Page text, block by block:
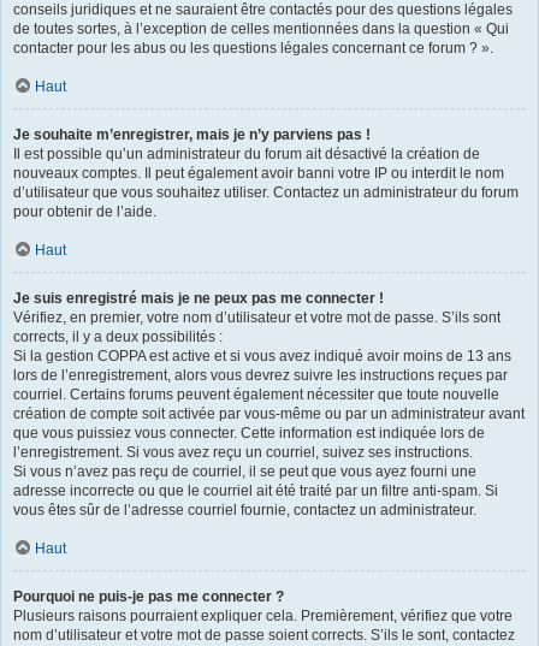
conseils juridiques et ne sauraient être contactés pour des questions légales
de toutes sortes, à l’exception de celles mentionnées dans la question « Qui
contacter pour les abus ou les questions légales concernant ce forum ? ».
Haut
Je souhaite m’enregistrer, mais je n’y parviens pas !
Il est possible qu’un administrateur du forum ait désactivé la création de
nouveaux comptes. Il peut également avoir banni votre IP ou interdit le nom
d’utilisateur que vous souhaitez utiliser. Contactez un administrateur du forum
pour obtenir de l’aide.
Haut
Je suis enregistré mais je ne peux pas me connecter !
Vérifiez, en premier, votre nom d’utilisateur et votre mot de passe. S’ils sont
corrects, il y a deux possibilités :
Si la gestion COPPA est active et si vous avez indiqué avoir moins de 13 ans
lors de l’enregistrement, alors vous devrez suivre les instructions reçues par
courriel. Certains forums peuvent également nécessiter que toute nouvelle
création de compte soit activée par vous-même ou par un administrateur avant
que vous puissiez vous connecter. Cette information est indiquée lors de
l’enregistrement. Si vous avez reçu un courriel, suivez ses instructions.
Si vous n’avez pas reçu de courriel, il se peut que vous ayez fourni une
adresse incorrecte ou que le courriel ait été traité par un filtre anti-spam. Si
vous êtes sûr de l’adresse courriel fournie, contactez un administrateur.
Haut
Pourquoi ne puis-je pas me connecter ?
Plusieurs raisons pourraient expliquer cela. Premièrement, vérifiez que votre
nom d’utilisateur et votre mot de passe soient corrects. S’ils le sont, contactez